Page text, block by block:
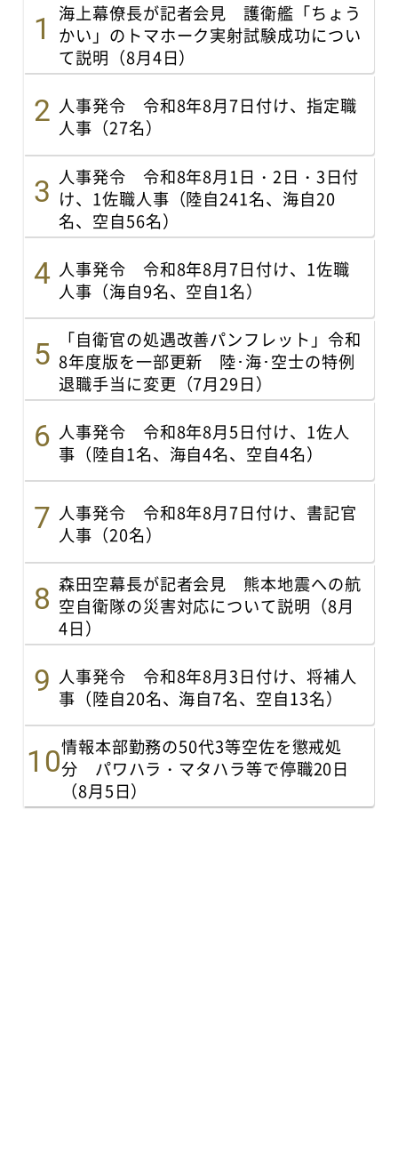
海上幕僚長が記者会見 護衛艦「ちょう
かい」のトマホーク実射試験成功につい
て説明（8月4日）
人事発令 令和8年8月7日付け、指定職
人事（27名）
人事発令 令和8年8月1日・2日・3日付
け、1佐職人事（陸自241名、海自20
名、空自56名）
人事発令 令和8年8月7日付け、1佐職
人事（海自9名、空自1名）
「自衛官の処遇改善パンフレット」令和
8年度版を一部更新 陸･海･空士の特例
退職手当に変更（7月29日）
人事発令 令和8年8月5日付け、1佐人
事（陸自1名、海自4名、空自4名）
人事発令 令和8年8月7日付け、書記官
人事（20名）
森田空幕長が記者会見 熊本地震への航
空自衛隊の災害対応について説明（8月
4日）
人事発令 令和8年8月3日付け、将補人
事（陸自20名、海自7名、空自13名）
情報本部勤務の50代3等空佐を懲戒処
分 パワハラ・マタハラ等で停職20日
（8月5日）